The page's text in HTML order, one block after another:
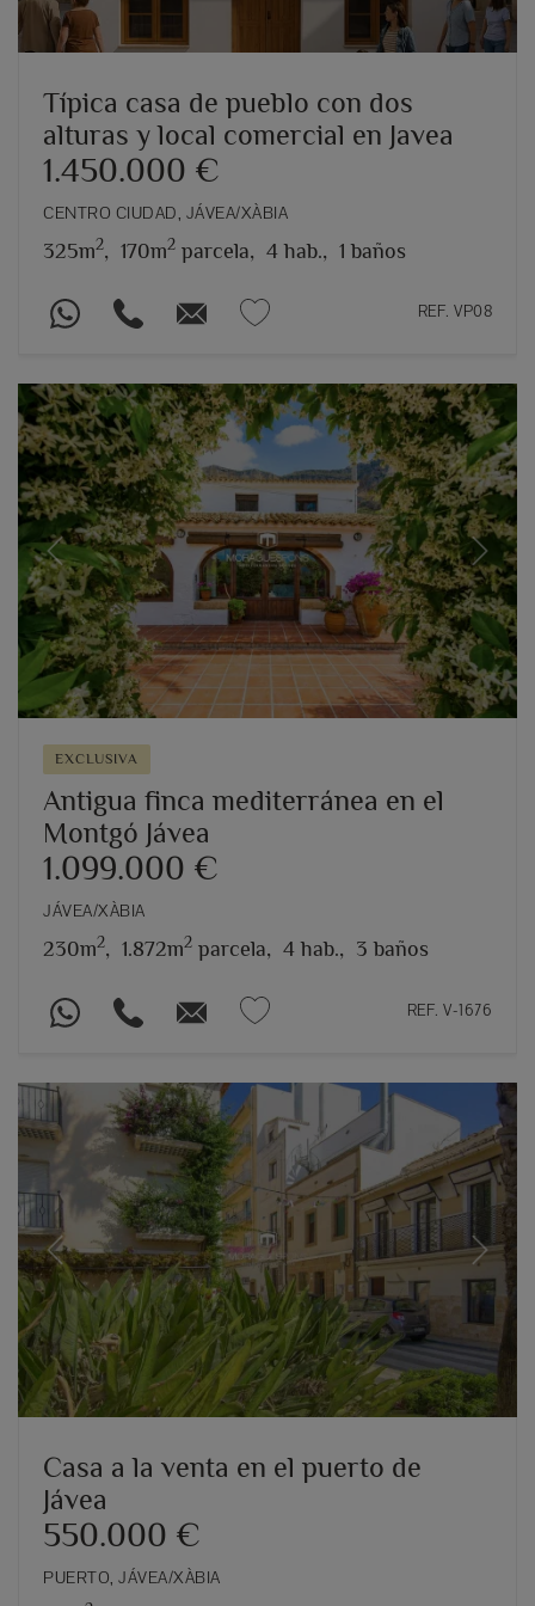
Típica casa de pueblo con dos
alturas y local comercial en Javea
1.450.000 €
CENTRO CIUDAD, JÁVEA/XÀBIA
325m2, 170m2 parcela, 4 hab., 1 baños
REF. VP08
Previous Next
EXCLUSIVA
Antigua finca mediterránea en el
Montgó Jávea
1.099.000 €
JÁVEA/XÀBIA
230m2, 1.872m2 parcela, 4 hab., 3 baños
REF. V-1676
Previous Next
Casa a la venta en el puerto de
Jávea
550.000 €
PUERTO, JÁVEA/XÀBIA